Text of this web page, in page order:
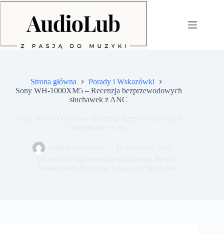
Przejdź
Strona główna
Porady i Wskazówki
Sony WH-1000XM5 – Recenzja bezprzewodowych
słuchawek z ANC